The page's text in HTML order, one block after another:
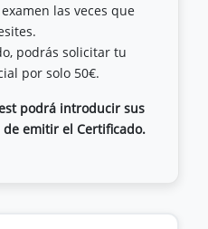
las veces que
podrás solicitar tu
podrá introducir sus
emitir el Certificado.